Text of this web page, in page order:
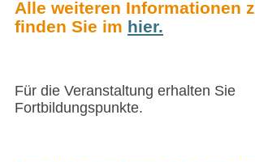
Alle weiteren Informationen
finden Sie im hier.
Für die Veranstaltung erhalten Sie
Fortbildungspunkte.